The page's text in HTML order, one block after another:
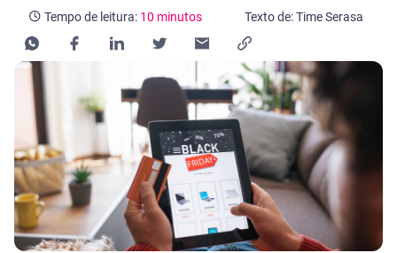
Tempo de leitura: 10 minutos Texto de: Time Serasa